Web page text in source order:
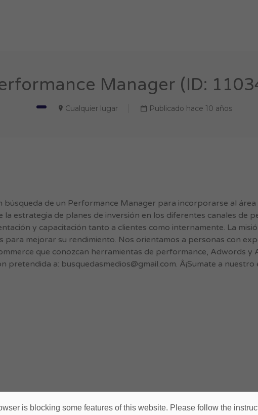
Manager (ID:
Cualquier lugar Publicado hace 10 años
de un Performance Manager para incorporarse al área
estrategia de planes de inversión en los diferentes canales de
y capacitación tanto a clientes como internamente. La
para mejorar su rendimiento. Nos orientamos a personas con
que conozcan herramientas de performance, Adwords y
pretendida a: busquedasmedios@gmail.com. Â¡Sumate a nuestro
is blocking some features of this website. Please follow the